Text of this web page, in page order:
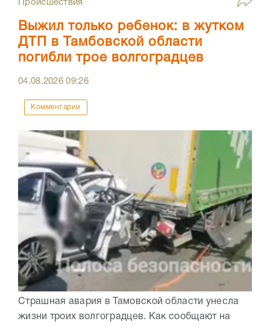
Происшествия
Выжил только ребенок: в жутком
ДТП в Тамбовской области
погибли трое волгоградцев
04.08.202609:26
Комментарии
Страшная авария в Тамовской области унесла
жизни троих волгоградцев. Как сообщают на